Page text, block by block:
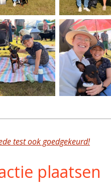
test ook goedgekeurd!
plaatsen